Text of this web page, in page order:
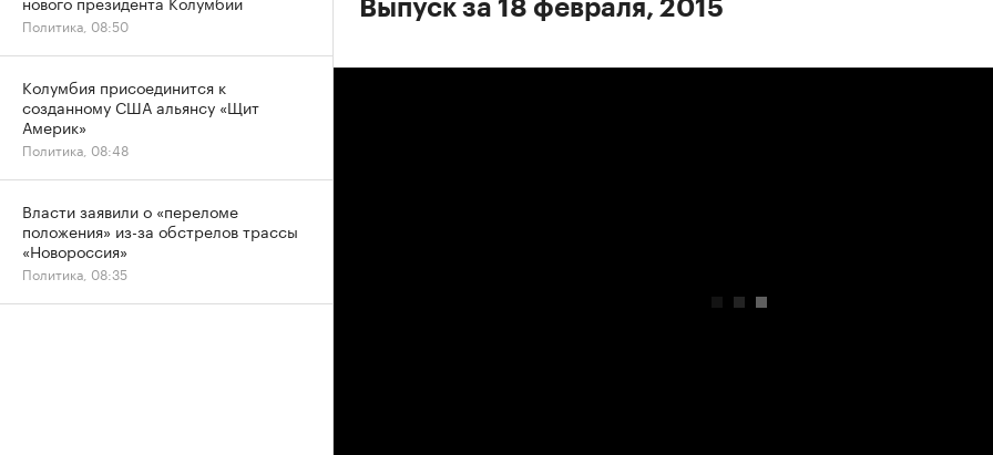
Выпуск за 18 февраля, 2015
Политика, 08:50
Колумбия присоединится к
созданному США альянсу «Щит
Америк»
Политика, 08:48
Власти заявили о «переломе
положения» из-за обстрелов трассы
«Новороссия»
Политика, 08:35